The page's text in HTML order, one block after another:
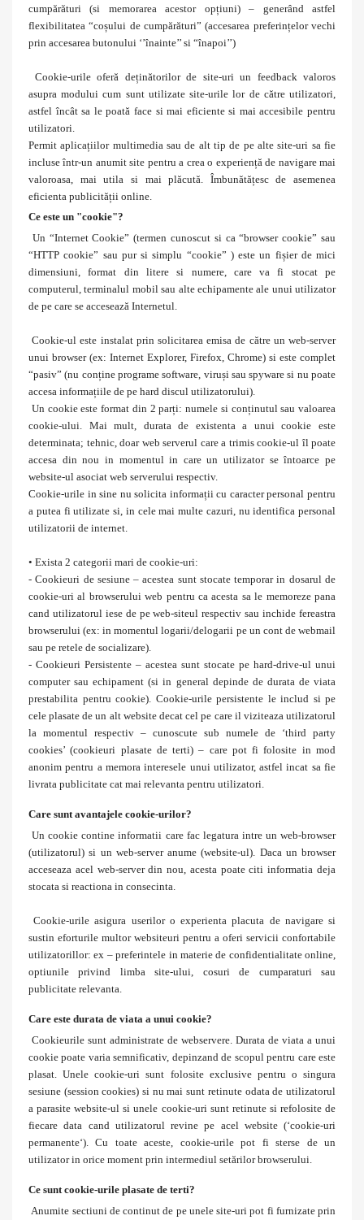
cumpărături (si memorarea acestor opțiuni) – generând astfel
flexibilitatea “coșului de cumpărături” (accesarea preferințelor vechi
prin accesarea butonului ‘’înainte’’ si “înapoi’’)
Cookie-urile oferă deținătorilor de site-uri un feedback valoros
asupra modului cum sunt utilizate site-urile lor de către utilizatori,
astfel încât sa le poată face si mai eficiente si mai accesibile pentru
utilizatori.
Permit aplicațiilor multimedia sau de alt tip de pe alte site-uri sa fie
incluse într-un anumit site pentru a crea o experiență de navigare mai
valoroasa, mai utila si mai plăcută. Îmbunătățesc de asemenea
eficienta publicității online.
Ce este un "cookie"?
Un “Internet Cookie” (termen cunoscut si ca “browser cookie” sau
“HTTP cookie” sau pur si simplu “cookie” ) este un fișier de mici
dimensiuni, format din litere si numere, care va fi stocat pe
computerul, terminalul mobil sau alte echipamente ale unui utilizator
de pe care se accesează Internetul.
Cookie-ul este instalat prin solicitarea emisa de către un web-server
unui browser (ex: Internet Explorer, Firefox, Chrome) si este complet
“pasiv” (nu conține programe software, viruși sau spyware si nu poate
accesa informațiile de pe hard discul utilizatorului).
Un cookie este format din 2 parți: numele si conținutul sau valoarea
cookie-ului. Mai mult, durata de existenta a unui cookie este
determinata; tehnic, doar web serverul care a trimis cookie-ul îl poate
accesa din nou in momentul in care un utilizator se întoarce pe
website-ul asociat web serverului respectiv.
Cookie-urile in sine nu solicita informații cu caracter personal pentru
a putea fi utilizate si, in cele mai multe cazuri, nu identifica personal
utilizatorii de internet.
• Exista 2 categorii mari de cookie-uri:
- Cookieuri de sesiune – acestea sunt stocate temporar in dosarul de
cookie-uri al browserului web pentru ca acesta sa le memoreze pana
cand utilizatorul iese de pe web-siteul respectiv sau inchide fereastra
browserului (ex: in momentul logarii/delogarii pe un cont de webmail
sau pe retele de socializare).
- Cookieuri Persistente – acestea sunt stocate pe hard-drive-ul unui
computer sau echipament (si in general depinde de durata de viata
prestabilita pentru cookie). Cookie-urile persistente le includ si pe
cele plasate de un alt website decat cel pe care il viziteaza utilizatorul
la momentul respectiv – cunoscute sub numele de ‘third party
cookies’ (cookieuri plasate de terti) – care pot fi folosite in mod
anonim pentru a memora interesele unui utilizator, astfel incat sa fie
livrata publicitate cat mai relevanta pentru utilizatori.
Care sunt avantajele cookie-urilor?
Un cookie contine informatii care fac legatura intre un web-browser
(utilizatorul) si un web-server anume (website-ul). Daca un browser
acceseaza acel web-server din nou, acesta poate citi informatia deja
stocata si reactiona in consecinta.
Cookie-urile asigura userilor o experienta placuta de navigare si
sustin eforturile multor websiteuri pentru a oferi servicii confortabile
utilizatorillor: ex – preferintele in materie de confidentialitate online,
optiunile privind limba site-ului, cosuri de cumparaturi sau
publicitate relevanta.
Care este durata de viata a unui cookie?
Cookieurile sunt administrate de webservere. Durata de viata a unui
cookie poate varia semnificativ, depinzand de scopul pentru care este
plasat. Unele cookie-uri sunt folosite exclusive pentru o singura
sesiune (session cookies) si nu mai sunt retinute odata de utilizatorul
a parasite website-ul si unele cookie-uri sunt retinute si refolosite de
fiecare data cand utilizatorul revine pe acel website (‘cookie-uri
permanente‘). Cu toate aceste, cookie-urile pot fi sterse de un
utilizator in orice moment prin intermediul setărilor browserului.
Ce sunt cookie-urile plasate de terti?
Anumite sectiuni de continut de pe unele site-uri pot fi furnizate prin